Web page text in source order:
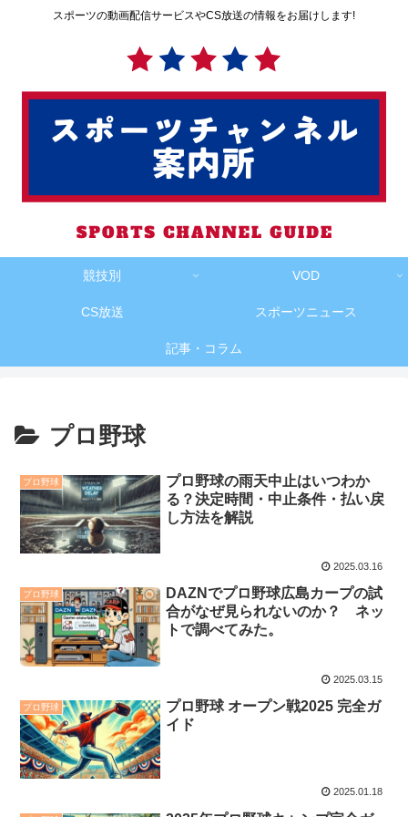
スポーツの動画配信サービスやCS放送の情報をお届けします!
競技別 VOD
CS放送 スポーツニュース
記事・コラム
プロ野球
プロ野球
プロ野球の雨天中止はいつわか
る？決定時間・中止条件・払い戻
し方法を解説
2025.03.16
プロ野球
DAZNでプロ野球広島カープの試
合がなぜ見られないのか？ ネッ
トで調べてみた。
2025.03.15
プロ野球
プロ野球 オープン戦2025 完全ガ
イド
2025.01.18